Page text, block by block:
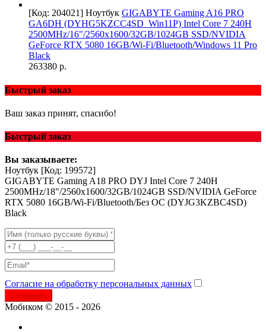
[Код: 204021] Ноутбук GIGABYTE Gaming A16 PRO
GA6DH (DYHG5KZCC4SD_Win11P) Intel Core 7 240H
2500MHz/16"/2560x1600/32GB/1024GB SSD/NVIDIA
GeForce RTX 5080 16GB/Wi-Fi/Bluetooth/Windows 11 Pro
Black
263380 р.
Быстрый заказ
Ваш заказ принят, спасибо!
Быстрый заказ
Вы заказываете:
Ноутбук [Код: 199572]
GIGABYTE Gaming A18 PRO DYJ Intel Core 7 240H
2500MHz/18"/2560x1600/32GB/1024GB SSD/NVIDIA GeForce
RTX 5080 16GB/Wi-Fi/Bluetooth/Без ОС (DYJG3KZBC4SD)
Black
Согласие на обработку персональных данных
Отправить
Мобиком © 2015 - 2026